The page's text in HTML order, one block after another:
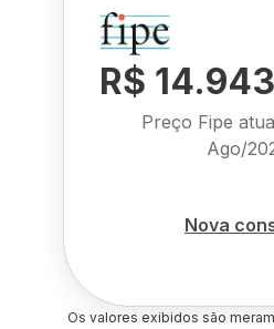
R$ 14.943
Preço Fipe
Ago/
Nova
Os valores exibidos são